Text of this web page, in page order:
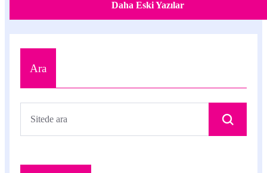
Daha Eski Yazılar
Ara